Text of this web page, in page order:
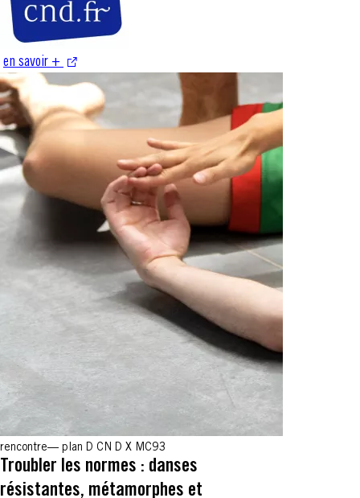
en savoir +
rencontre plan D CN D X MC93
Troubler les normes : danses
résistantes, métamorphes et